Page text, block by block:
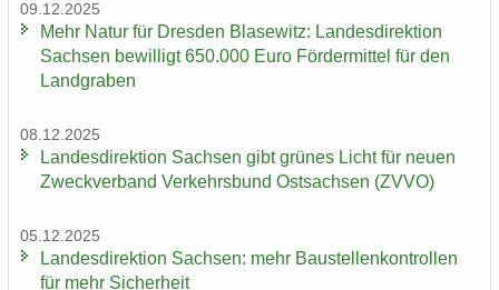
09.12.2025
Mehr Natur für Dres­den Bla­se­witz: Lan­des­di­rek­ti­on
Sach­sen be­wil­ligt 650.000 Euro För­der­mit­tel für den
Land­gra­ben
08.12.2025
Lan­des­di­rek­ti­on Sach­sen gibt grü­nes Licht für neuen
Zweck­ver­band Ver­kehrs­bund Ost­sach­sen (ZVVO)
05.12.2025
Lan­des­di­rek­ti­on Sach­sen: mehr Bau­stel­len­kon­trol­len
für mehr Si­cher­heit